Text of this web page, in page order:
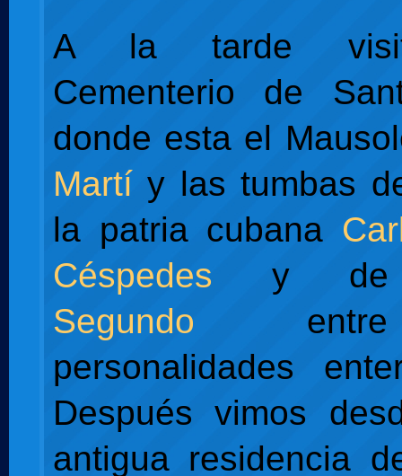
A la tarde
Cementerio de
donde esta el
Martíy las tumbas
la patria cubana
Céspedes y
Segundo entre
personalidades
Después vimos
antigua residencia